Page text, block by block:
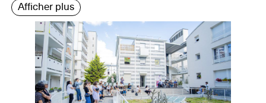
Afficher plus